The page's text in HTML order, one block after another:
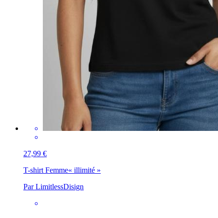
27,99 €
T-shirt Femme« illimité »
Par LimitlessDisign